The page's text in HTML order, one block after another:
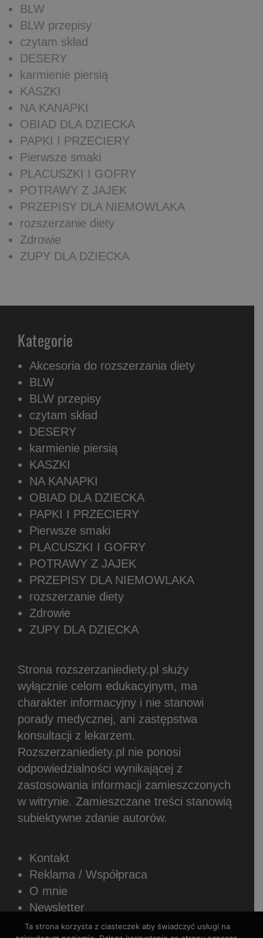
BLW
BLW przepisy
czytam skład
DESERY
karmienie piersią
KASZKI
NA KANAPKI
OBIAD DLA DZIECKA
PAPKI I PRZECIERY
Pierwsze smaki
PLACUSZKI I GOFRY
POTRAWY Z JAJEK
PRZEPISY DLA NIEMOWLAKA
rozszerzanie diety
Zdrowie
ZUPY DLA DZIECKA
Kategorie
Akcesoria do rozszerzania diety
BLW
BLW przepisy
czytam skład
DESERY
karmienie piersią
KASZKI
NA KANAPKI
OBIAD DLA DZIECKA
PAPKI I PRZECIERY
Pierwsze smaki
PLACUSZKI I GOFRY
POTRAWY Z JAJEK
PRZEPISY DLA NIEMOWLAKA
rozszerzanie diety
Zdrowie
ZUPY DLA DZIECKA
Strona rozszerzaniediety.pl służy
wyłącznie celom edukacyjnym, ma
charakter informacyjny i nie stanowi
porady medycznej, ani zastępstwa
konsultacji z lekarzem.
Rozszerzaniediety.pl nie ponosi
odpowiedzialności wynikającej z
zastosowania informacji zamieszczonych
w witrynie. Zamieszczane treści stanowią
subiektywne zdanie autorów.
Kontakt
Reklama / Współpraca
O mnie
Newsletter
Sposoby płatności
Ta strona korzysta z ciasteczek aby świadczyć usługi na